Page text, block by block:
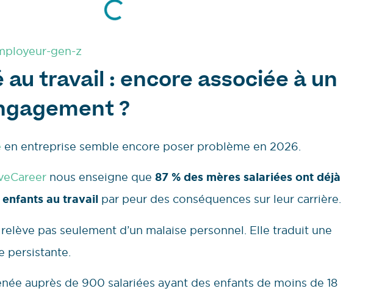
travail : encore associée à un
?
en entreprise semble encore poser problème en 2026.
nous enseigne que 87 % des mères salariées ont déjà
au travail par peur des conséquences sur leur carrière.
pas seulement d’un malaise personnel. Elle traduit une
persistante.
auprès de 900 salariées ayant des enfants de moins de 18